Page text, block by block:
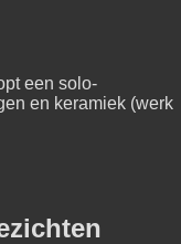
een solo-
en keramiek (werk